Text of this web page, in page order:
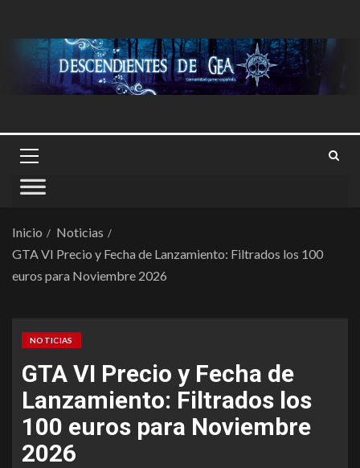
Inicio
Noticias
GTA VI Precio y Fecha de Lanzamiento: Filtrados los 100
euros para Noviembre 2026
NOTICIAS
GTA VI Precio y Fecha de
Lanzamiento: Filtrados los
100 euros para Noviembre
2026